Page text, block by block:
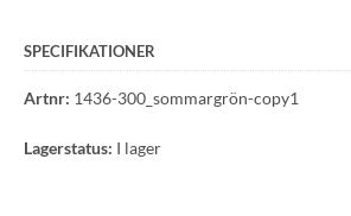
SPECIFIKATIONER
Artnr: 1436-300_sommargrön-copy1
Lagerstatus: I lager